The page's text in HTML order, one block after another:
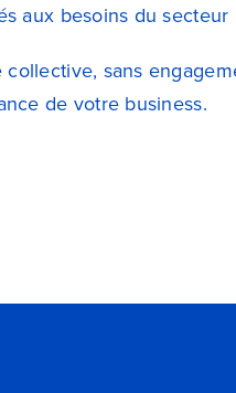
aux besoins du secteur
sans
de votre business.